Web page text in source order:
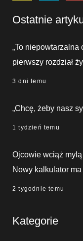
Ostatnie
„To
pierwszy rozdział
3 dni temu
„Chcę, żeby nasz
1 tydzień temu
Ojcowie wciąż
Nowy kalkulator
2 tygodnie temu
Kategorie